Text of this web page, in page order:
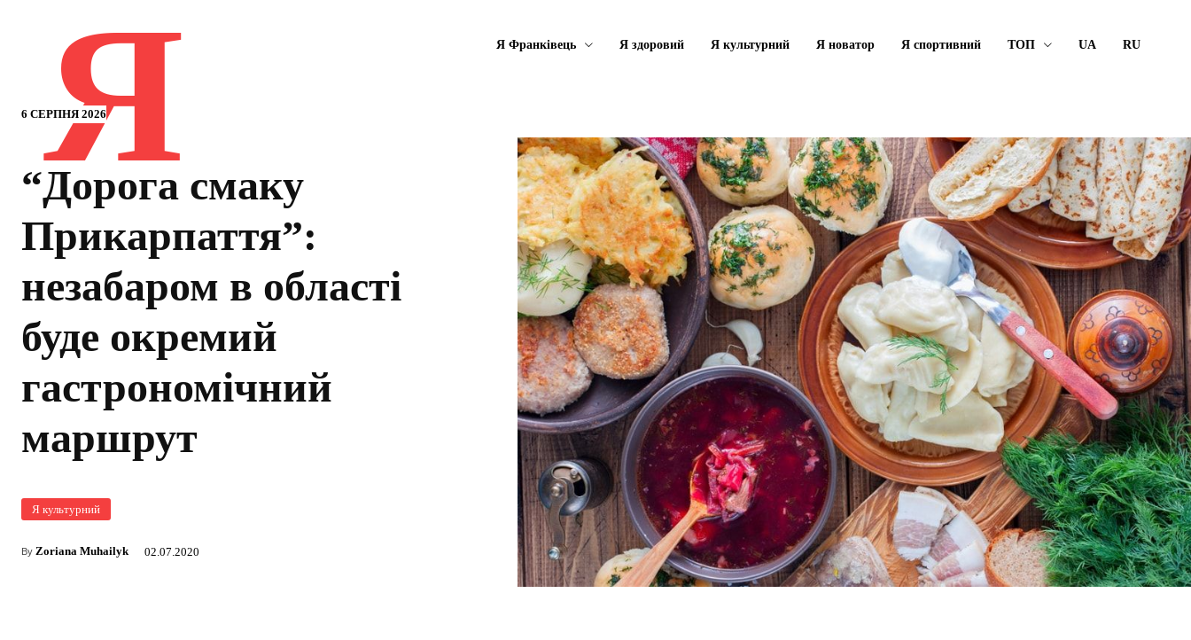
6 СЕРПНЯ 2026
Я Я Франківець Я здоровий Я культурний Я новатор Я спортивний ТОП UA RU
“Дорога смаку
Прикарпаття”:
незабаром в області
буде окремий
гастрономічний
маршрут
Я культурний
By Zoriana Muhailyk 02.07.2020